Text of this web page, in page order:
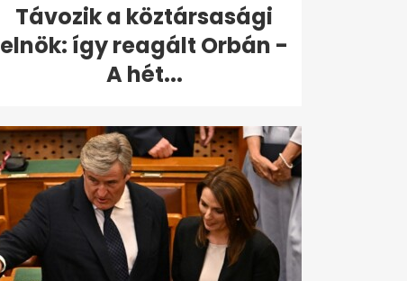
Távozik a köztársasági
elnök: így reagált Orbán -
A hét...